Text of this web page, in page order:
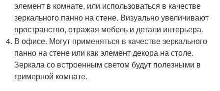
элемент в комнате, или использоваться в качестве
зеркального панно на стене. Визуально увеличивают
пространство, отражая мебель и детали интерьера.
В офисе. Могут применяться в качестве зеркального
панно на стене или как элемент декора на столе.
Зеркала со встроенным светом будут полезными в
гримерной комнате.